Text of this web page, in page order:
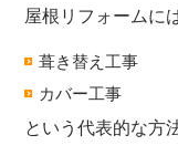
屋根リフォームに
葺き替え工事
カバー工事
という代表的な方